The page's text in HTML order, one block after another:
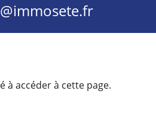
à accéder à cette page.